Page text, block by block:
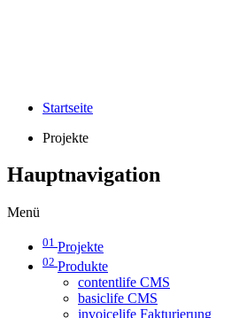
Startseite
Projekte
Hauptnavigation
Menü
01 Projekte
02 Produkte
contentlife CMS
basiclife CMS
invoicelife Fakturierung